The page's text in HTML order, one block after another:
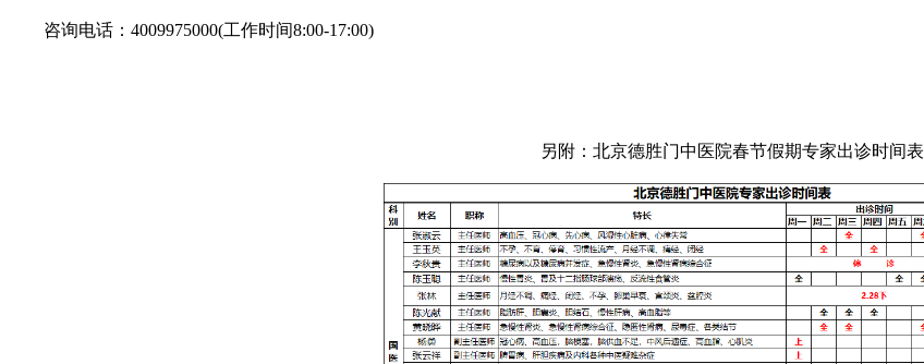
咨询电话：4009975000(工作时间8:00-17:00)
另附：北京德胜门中医院春节假期专家出诊时间表